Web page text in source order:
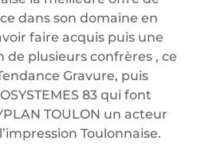
dans son domaine en
faire acquis puis une
de plusieurs confrères , ce
Gravure, puis
83 qui font
TOULON un acteur
Toulonnaise.